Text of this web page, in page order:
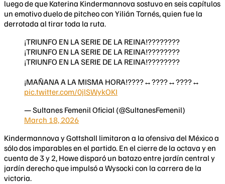
luego de que Katerina Kindermannova sostuvo en seis capítulos
un emotivo duelo de pitcheo con Yilián Tornés, quien fue la
derrotada al tirar toda la ruta.
¡TRIUNFO EN LA SERIE DE LA REINA!????????
¡TRIUNFO EN LA SERIE DE LA REINA!????????
¡TRIUNFO EN LA SERIE DE LA REINA!????????
¡MAÑANA A LA MISMA HORA!????‍↔️????‍↔️????‍↔️
pic.twitter.com/0jlSWykOKI
— Sultanes Femenil Oficial (@SultanesFemenil)
March 18, 2026
Kindermannova y Gottshall limitaron a la ofensiva del México a
sólo dos imparables en el partido. En el cierre de la octava y en
cuenta de 3 y 2, Howe disparó un batazo entre jardín central y
jardín derecho que impulsó a Wysocki con la carrera de la
victoria.